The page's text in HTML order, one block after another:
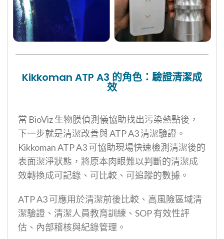
Kikkoman ATP A3 的角色：驗證清潔成
效
當 BioViz 生物膜偵測儀協助找出污染熱點後，
下一步就是清潔改善與 ATP A3 清潔驗證。
Kikkoman ATP A3 可協助現場快速檢測清潔後的
表面潔淨狀態，將原本肉眼難以判斷的清潔成
效轉換成可記錄、可比較、可追蹤的數據。
ATP A3 可應用於清潔前後比較、高風險區域清
潔驗證、清潔人員教育訓練、SOP 有效性評
估、內部稽核與紀錄管理。